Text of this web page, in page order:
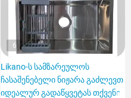
6
Likano-ს სამზარეულოს
ჩასაშენებელი ნიჟარა გაძლევთ
იდეალურ გადაწყვეტას თქვენი